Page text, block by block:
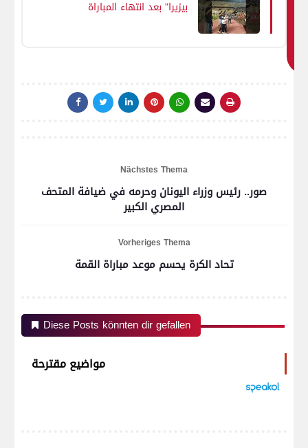
بيزيرا" بعد انتهاء المباراة
Nächstes Thema
صور.. رئيس وزراء اليونان وحرمه في ضيافة المتحف
المصري الكبير
Vorheriges Thema
تحاد الكرة يحسم موعد مباراة القمة
Diese Posts könnten dir gefallen
مواضيع مقترحة